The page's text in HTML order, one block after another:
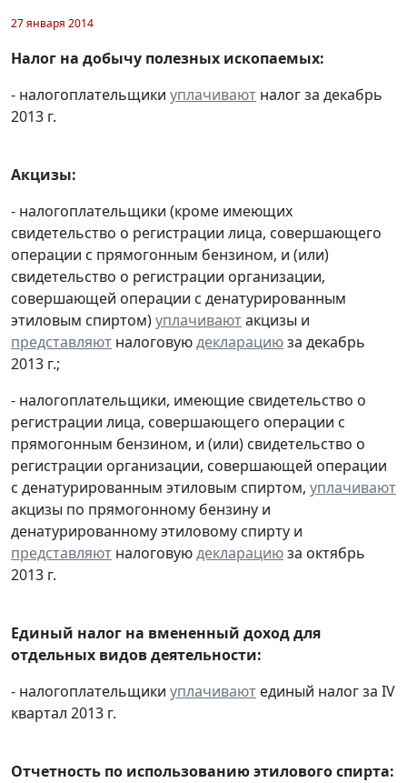
27 января 2014
Налог на добычу полезных ископаемых:
- налогоплательщики уплачивают налог за декабрь
2013 г.
Акцизы:
- налогоплательщики (кроме имеющих
свидетельство о регистрации лица, совершающего
операции с прямогонным бензином, и (или)
свидетельство о регистрации организации,
совершающей операции с денатурированным
этиловым спиртом)уплачиваютакцизы и
представляют налоговуюдекларациюза декабрь
2013 г.;
- налогоплательщики, имеющие свидетельство о
регистрации лица, совершающего операции с
прямогонным бензином, и (или) свидетельство о
регистрации организации, совершающей операции
с денатурированным этиловым спиртом, уплачивают
акцизы по прямогонному бензину и
денатурированному этиловому спирту и
представляют налоговуюдекларациюза октябрь
2013 г.
Единый налог на вмененный доход для
отдельных видов деятельности:
- налогоплательщики уплачивают единый налог за IV
квартал 2013 г.
Отчетность по использованию этилового спирта: